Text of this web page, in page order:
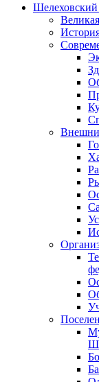
Шелеховский